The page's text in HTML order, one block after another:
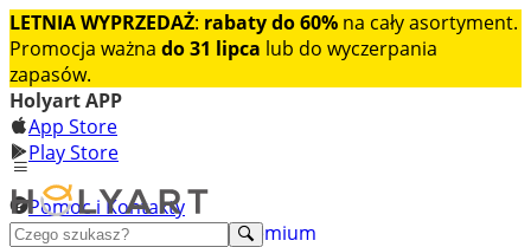
LETNIA WYPRZEDAŻ: rabaty do 60% na cały asortyment.
Promocja ważna do 31 lipca lub do wyczerpania
zapasów.
Holyart APP
App Store
Play Store
Pomoc i Kontakty
+48 222 922 860
Odkryj premium